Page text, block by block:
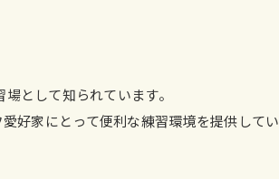
として知られています。
好家にとって便利な練習環境を提供してい